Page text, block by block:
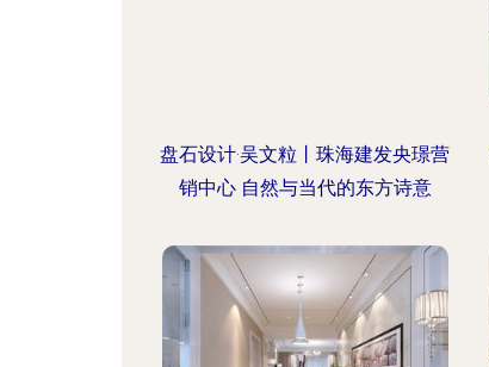
盘石设计·吴文粒丨珠海建发央璟营
销中心 自然与当代的东方诗意